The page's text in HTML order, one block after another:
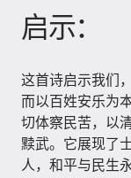
启示：
这首诗启示我们
而以百姓安乐为
切体察民苦，以
黩武。它展现了
人，和平与民生